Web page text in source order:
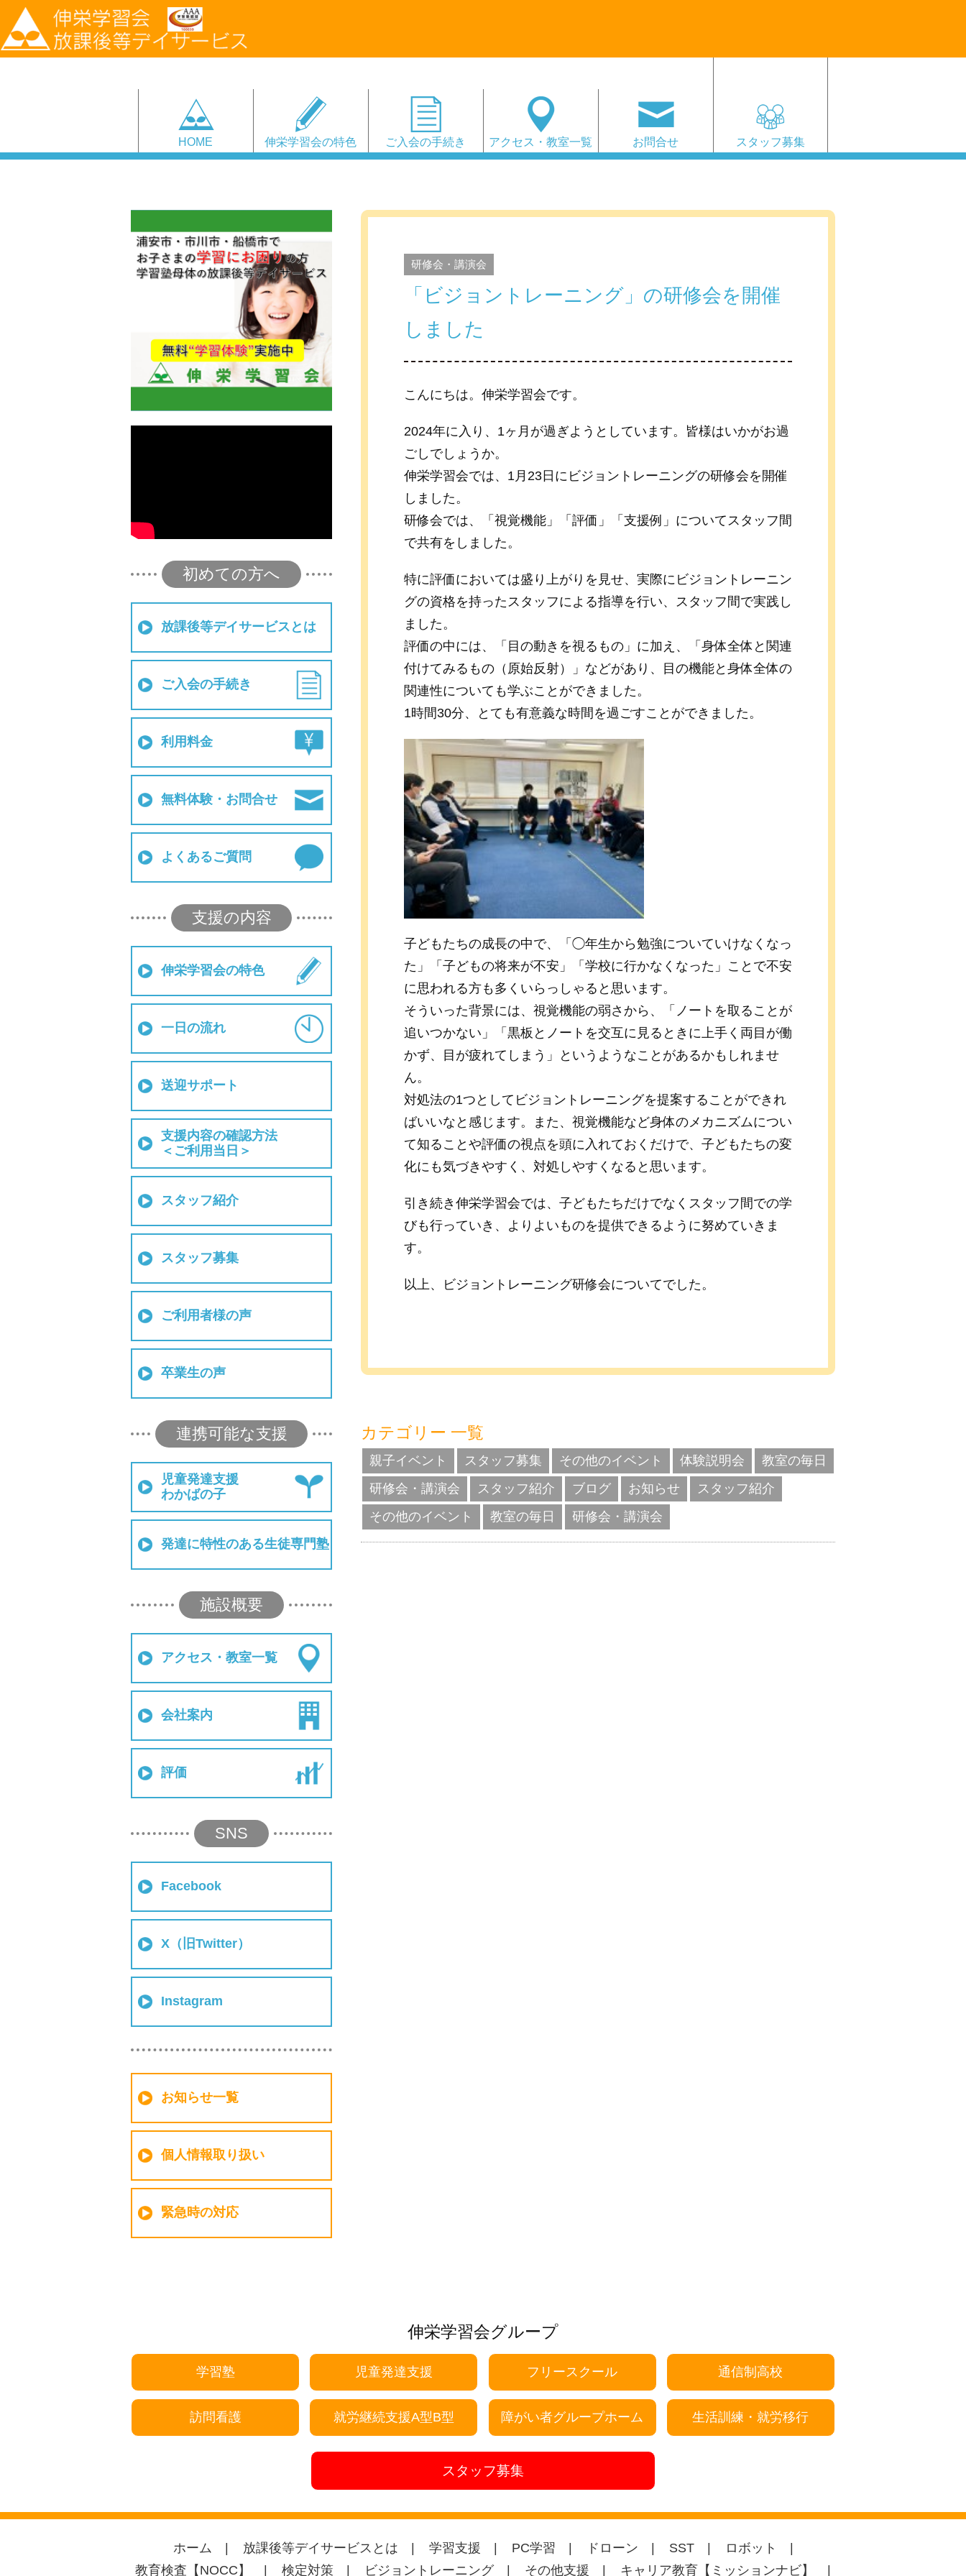
HOME 伸栄学習会の特色 ご入会の手続き アクセス・教室一覧 お問合せ スタッフ募集
初めての方へ
放課後等デイサービスとは
ご入会の手続き
利用料金
無料体験・お問合せ
よくあるご質問
支援の内容
伸栄学習会の特色
一日の流れ
送迎サポート
支援内容の確認方法
＜ご利用当日＞
スタッフ紹介
スタッフ募集
ご利用者様の声
卒業生の声
連携可能な支援
児童発達支援
わかばの子
発達に特性のある生徒専門塾
施設概要
アクセス・教室一覧
会社案内
評価
SNS
Facebook
X（旧Twitter）
Instagram
お知らせ一覧
個人情報取り扱い
緊急時の対応
研修会・講演会
「ビジョントレーニング」の研修会を開催
しました
こんにちは。伸栄学習会です。
2024年に入り、1ヶ月が過ぎようとしています。皆様はいかがお過
ごしでしょうか。
伸栄学習会では、1月23日にビジョントレーニングの研修会を開催
しました。
研修会では、「視覚機能」「評価」「支援例」についてスタッフ間
で共有をしました。
特に評価においては盛り上がりを見せ、実際にビジョントレーニン
グの資格を持ったスタッフによる指導を行い、スタッフ間で実践し
ました。
評価の中には、「目の動きを視るもの」に加え、「身体全体と関連
付けてみるもの（原始反射）」などがあり、目の機能と身体全体の
関連性についても学ぶことができました。
1時間30分、とても有意義な時間を過ごすことができました。
子どもたちの成長の中で、「◯年生から勉強についていけなくなっ
た」「子どもの将来が不安」「学校に行かなくなった」ことで不安
に思われる方も多くいらっしゃると思います。
そういった背景には、視覚機能の弱さから、「ノートを取ることが
追いつかない」「黒板とノートを交互に見るときに上手く両目が働
かず、目が疲れてしまう」というようなことがあるかもしれませ
ん。
対処法の1つとしてビジョントレーニングを提案することができれ
ばいいなと感じます。また、視覚機能など身体のメカニズムについ
て知ることや評価の視点を頭に入れておくだけで、子どもたちの変
化にも気づきやすく、対処しやすくなると思います。
引き続き伸栄学習会では、子どもたちだけでなくスタッフ間での学
びも行っていき、よりよいものを提供できるように努めていきま
す。
以上、ビジョントレーニング研修会についてでした。
カテゴリー 一覧
親子イベント スタッフ募集 その他のイベント 体験説明会
教室の毎日
研修会・講演会
スタッフ紹介 ブログ お知らせ
スタッフ紹介
その他のイベント
教室の毎日 研修会・講演会
伸栄学習会グループ
学習塾 児童発達支援 フリースクール 通信制高校
訪問看護 就労継続支援A型B型 障がい者グループホーム 生活訓練・就労移行
スタッフ募集
ホーム 放課後等デイサービスとは 学習支援 PC学習 ドローン SST
ロボット
教育検査【NOCC】
検定対策 ビジョントレーニング その他支援 キャリア教育【ミッションナビ】